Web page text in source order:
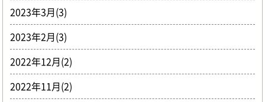
2023年3月(3)
2023年2月(3)
2022年12月(2)
2022年11月(2)